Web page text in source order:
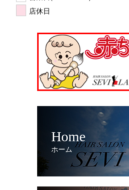
店休日
Home
ホーム